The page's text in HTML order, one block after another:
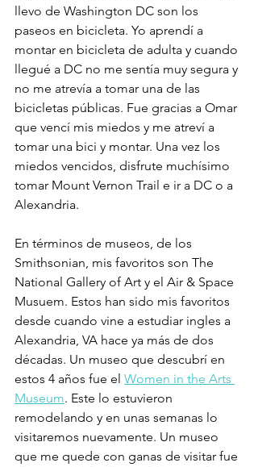
llevo de Washington DC son los
paseos en bicicleta. Yo aprendí a
montar en bicicleta de adulta y cuando
llegué a DC no me sentía muy segura y
no me atrevía a tomar una de las
bicicletas públicas. Fue gracias a Omar
que vencí mis miedos y me atreví a
tomar una bici y montar. Una vez los
miedos vencidos, disfrute muchísimo
tomar Mount Vernon Trail e ir a DC o a
Alexandria.
En términos de museos, de los
Smithsonian, mis favoritos son The
National Gallery of Art y el Air & Space
Musuem. Estos han sido mis favoritos
desde cuando vine a estudiar ingles a
Alexandria, VA hace ya más de dos
décadas. Un museo que descubrí en
estos 4 años fue el Women in the Arts
Museum. Este lo estuvieron
remodelando y en unas semanas lo
visitaremos nuevamente. Un museo
que me quede con ganas de visitar fue